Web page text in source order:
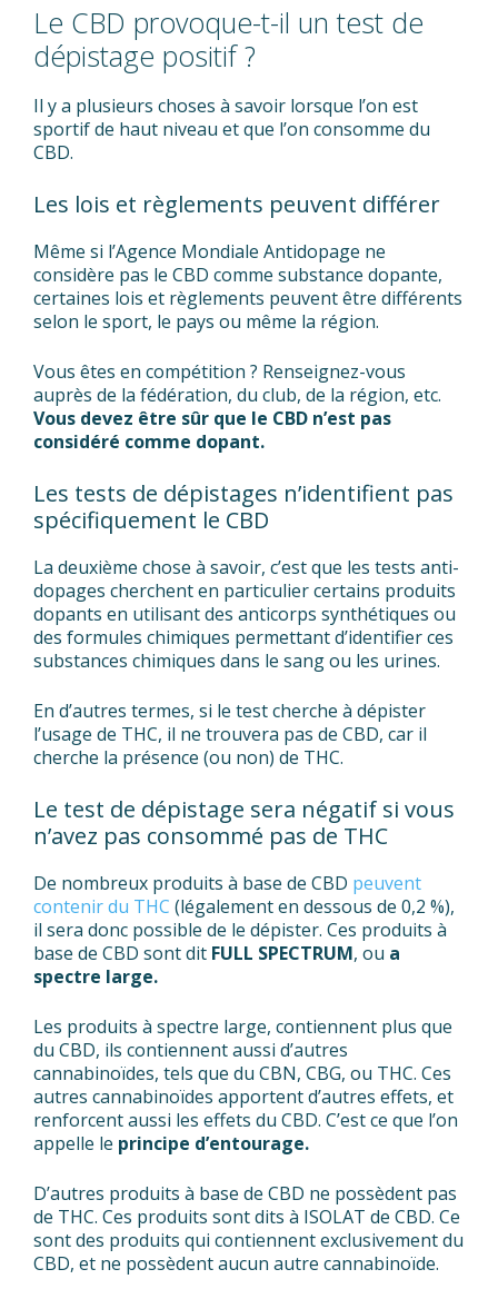
Le CBD provoque-t-il un test de
dépistage positif ?
Il y a plusieurs choses à savoir lorsque l’on est
sportif de haut niveau et que l’on consomme du
CBD.
Les lois et règlements peuvent différer
Même si l’Agence Mondiale Antidopage ne
considère pas le CBD comme substance dopante,
certaines lois et règlements peuvent être différents
selon le sport, le pays ou même la région.
Vous êtes en compétition ? Renseignez-vous
auprès de la fédération, du club, de la région, etc.
Vous devez être sûr que le CBD n’est pas
considéré comme dopant.
Les tests de dépistages n’identifient pas
spécifiquement le CBD
La deuxième chose à savoir, c’est que les tests anti-
dopages cherchent en particulier certains produits
dopants en utilisant des anticorps synthétiques ou
des formules chimiques permettant d’identifier ces
substances chimiques dans le sang ou les urines.
En d’autres termes, si le test cherche à dépister
l’usage de THC, il ne trouvera pas de CBD, car il
cherche la présence (ou non) de THC.
Le test de dépistage sera négatif si vous
n’avez pas consommé pas de THC
De nombreux produits à base de CBD peuvent
contenir du THC (légalement en dessous de 0,2 %),
il sera donc possible de le dépister. Ces produits à
base de CBD sont dit FULL SPECTRUM, ou a
spectre large.
Les produits à spectre large, contiennent plus que
du CBD, ils contiennent aussi d’autres
cannabinoïdes, tels que du CBN, CBG, ou THC. Ces
autres cannabinoïdes apportent d’autres effets, et
renforcent aussi les effets du CBD. C’est ce que l’on
appelle le principe d’entourage.
D’autres produits à base de CBD ne possèdent pas
de THC. Ces produits sont dits à ISOLAT de CBD. Ce
sont des produits qui contiennent exclusivement du
CBD, et ne possèdent aucun autre cannabinoïde.